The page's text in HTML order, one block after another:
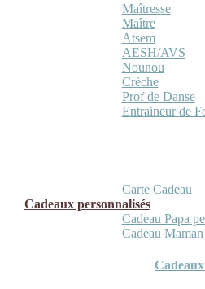
Maîtresse
Maître
Atsem
AESH/AVS
Nounou
Crèche
Prof de Danse
Entraineur de
Carte Cadeau
Cadeaux personnalisés
Cadeau Papa
Cadeau